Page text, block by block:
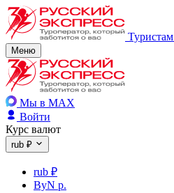
Туристам
Меню
Мы в MAX
Войти
Курс валют
rub ₽
rub ₽
ByN р.